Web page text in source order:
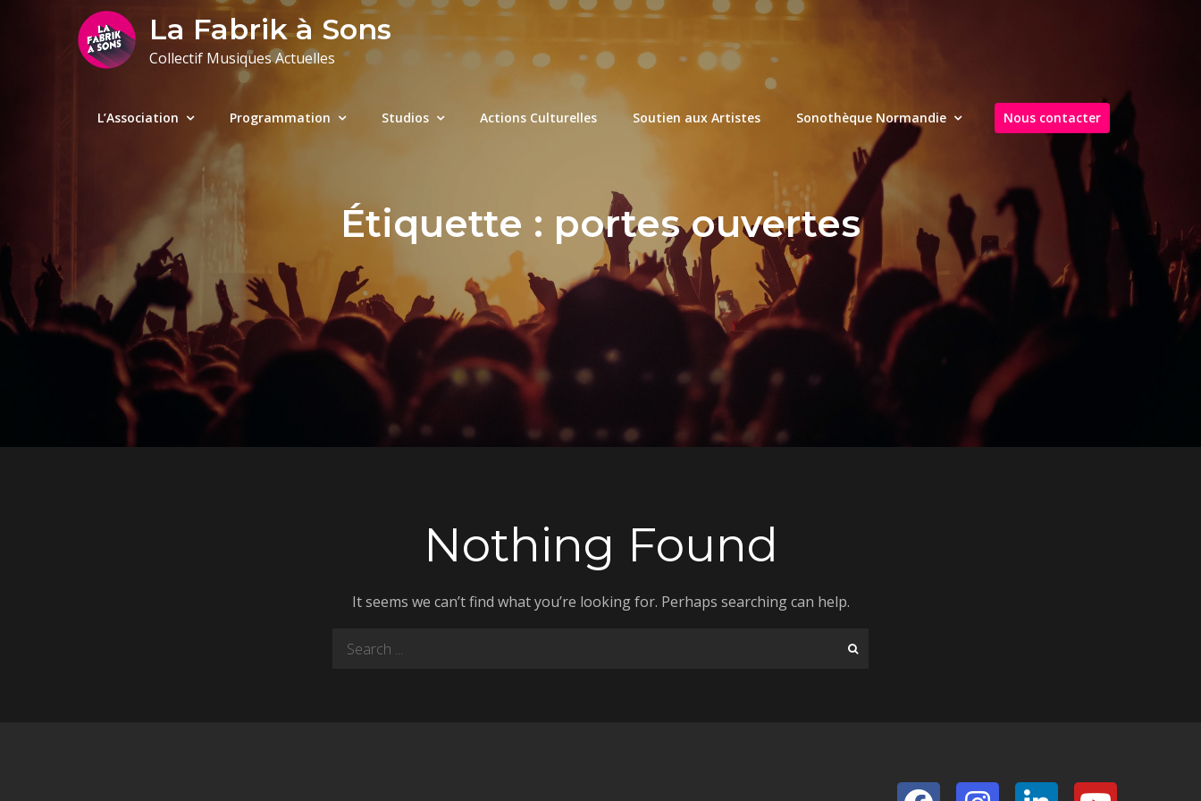
La Fabrik à Sons
Collectif Musiques Actuelles
L’Association Programmation Studios Actions Culturelles Soutien aux Artistes Sonothèque Normandie Nous contacter
Étiquette : portes ouvertes
Nothing Found
It seems we can’t find what you’re looking for. Perhaps searching can help.
Search